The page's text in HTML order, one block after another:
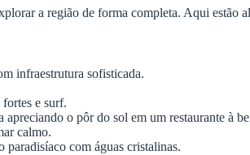
a região de forma completa. Aqui estão
infraestrutura sofisticada.
fortes e surf.
apreciando o pôr do sol em um restaurante à
calmo.
paradisíaco com águas cristalinas.